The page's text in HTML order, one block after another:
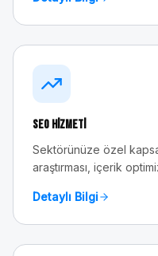
SEO Hizmeti
Sektörünüze özel
araştırması, içerik
Detaylı Bilgi